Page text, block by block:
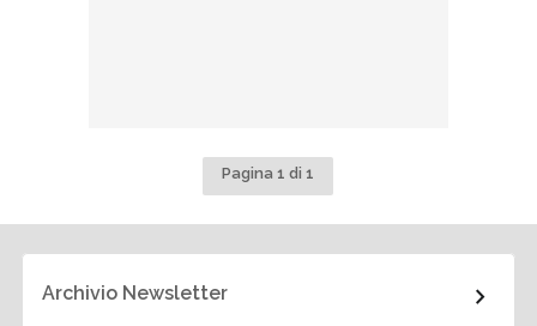
Pagina 1 di 1
Archivio Newsletter